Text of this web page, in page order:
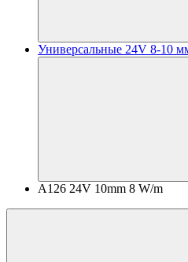
Универсальные 24V 8-10
A126 24V 10mm 8 W/m